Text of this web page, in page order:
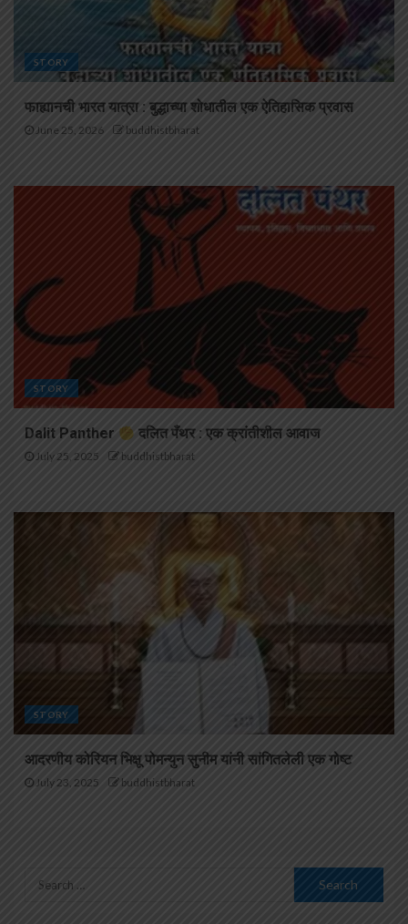
STORY
फाह्यानची भारत यात्रा : बुद्धाच्या शोधातील एक ऐतिहासिक प्रवास
June 25, 2026 buddhistbharat
STORY
Dalit Panther दलित पँथर : एक क्रांतीशील आवाज
July 25, 2025 buddhistbharat
STORY
आदरणीय कोरियन भिक्षू पोमन्युन सुनीम यांनी सांगितलेली एक गोष्ट
July 23, 2025 buddhistbharat